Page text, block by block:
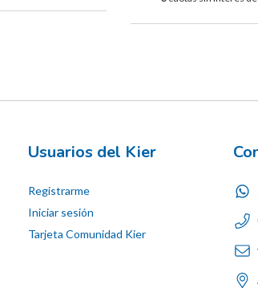
Usuarios del Kier
Registrarme
Iniciar sesión
Tarjeta Comunidad Kier